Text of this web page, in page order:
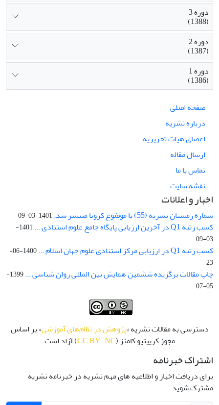
دوره 3
(1388)
دوره 2
(1387)
دوره 1
(1386)
صفحه اصلی
درباره نشریه
اعضای هیات تحریریه
ارسال مقاله
تماس با ما
نقشه سایت
اخبار و اعلانات
شماره زمستان نشریه (55) با موضوع کرونا منتشر شد. 1401-03-09
کسب رتبه Q1 در آخرین ارزیابی پایگاه جامع علوم استنادی ...
1401-
03-09
کسب رتبه Q1 در ارزیابی مرکز استنادی علوم جهان اسلام ...
1400-06-
23
چاپ مقالات برگزیده ششمین همایش بین المللی روان شناسی ...
1399-
05-07
دسترسی به مقالات نشریه «پژوهش در نظام‌های آموزشی» بر اساس
مجوز کرییتیو کامنز (CC BY-NC) آزاد است.
اشتراک خبرنامه
برای دریافت اخبار و اطلاعیه های مهم نشریه در خبرنامه نشریه
مشترک شوید.